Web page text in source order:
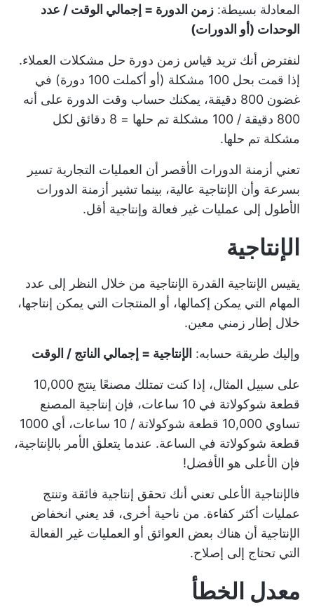
المعادلة بسيطة: زمن الدورة = إجمالي الوقت / عدد
الوحدات (أو الدورات)
لنفترض أنك تريد قياس زمن دورة حل مشكلات العملاء.
إذا قمت بحل 100 مشكلة (أو أكملت 100 دورة) في
غضون 800 دقيقة، يمكنك حساب وقت الدورة على أنه
800 دقيقة / 100 مشكلة تم حلها = 8 دقائق لكل
مشكلة تم حلها.
تعني أزمنة الدورات الأقصر أن العمليات التجارية تسير
بسرعة وأن الإنتاجية عالية، بينما تشير أزمنة الدورات
الأطول إلى عمليات غير فعالة وإنتاجية أقل.
الإنتاجية
يقيس الإنتاجية القدرة الإنتاجية من خلال النظر إلى عدد
المهام التي يمكن إكمالها، أو المنتجات التي يمكن إنتاجها،
خلال إطار زمني معين.
وإليك طريقة حسابه: الإنتاجية = إجمالي الناتج / الوقت
على سبيل المثال، إذا كنت تمتلك مصنعًا ينتج 10,000
قطعة شوكولاتة في 10 ساعات، فإن إنتاجية المصنع
تساوي 10,000 قطعة شوكولاتة / 10 ساعات، أي 1000
قطعة شوكولاتة في الساعة. عندما يتعلق الأمر بالإنتاجية،
فإن الأعلى هو الأفضل!
فالإنتاجية الأعلى تعني أنك تحقق إنتاجية فائقة وتنتج
عمليات أكثر كفاءة. من ناحية أخرى، قد يعني انخفاض
الإنتاجية أن هناك بعض العوائق أو العمليات غير الفعالة
التي تحتاج إلى إصلاح.
معدل الخطأ